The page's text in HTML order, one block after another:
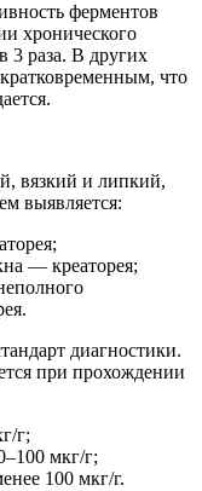
ферментов
хронического
3 раза. В других
что
вязкий и липкий,
выявляется:
— креаторея;
диагностики.
при прохождении
г;
мкг/г;
100 мкг/г.